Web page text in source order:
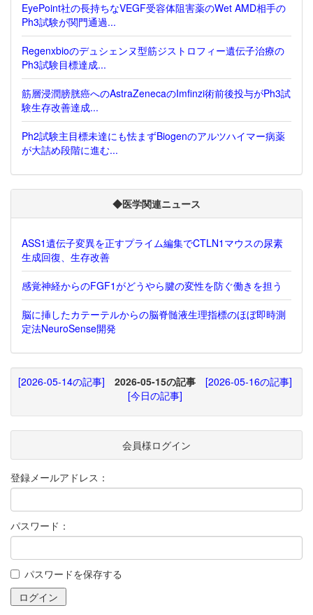
EyePoint社の長持ちなVEGF受容体阻害薬のWet AMD相手の
Ph3試験が関門通過...
Regenxbioのデュシェンヌ型筋ジストロフィー遺伝子治療の
Ph3試験目標達成...
筋層浸潤膀胱癌へのAstraZenecaのImfinzi術前後投与がPh3試
験生存改善達成...
Ph2試験主目標未達にも怯まずBiogenのアルツハイマー病薬
が大詰め段階に進む...
◆医学関連ニュース
ASS1遺伝子変異を正すプライム編集でCTLN1マウスの尿素
生成回復、生存改善
感覚神経からのFGF1がどうやら腱の変性を防ぐ働きを担う
脳に挿したカテーテルからの脳脊髄液生理指標のほぼ即時測
定法NeuroSense開発
[2026-05-14の記事] 2026-05-15の記事
[2026-05-16の記事]
[今日の記事]
会員様ログイン
登録メールアドレス：
パスワード：
パスワードを保存する